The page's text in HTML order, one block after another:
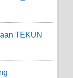
TEKUN